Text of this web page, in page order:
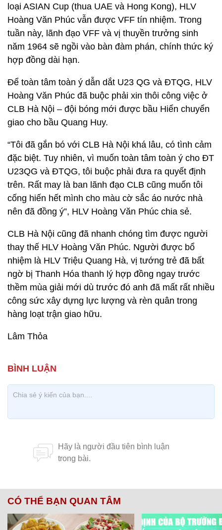
loại ASIAN Cup (thua UAE và Hong Kong), HLV
Hoàng Văn Phúc vẫn được VFF tín nhiệm. Trong
tuần này, lãnh đạo VFF và vị thuyền trưởng sinh
năm 1964 sẽ ngồi vào bàn đàm phán, chính thức ký
hợp đồng dài hạn.
Để toàn tâm toàn ý dẫn dắt U23 QG và ĐTQG, HLV
Hoàng Văn Phúc đã buộc phải xin thôi công việc ở
CLB Hà Nội – đội bóng mới được bầu Hiển chuyển
giao cho bầu Quang Huy.
“Tôi đã gắn bó với CLB Hà Nội khá lâu, có tình cảm
đặc biệt. Tuy nhiên, vì muốn toàn tâm toàn ý cho ĐT
U23QG và ĐTQG, tôi buộc phải đưa ra quyết định
trên. Rất may là ban lãnh đạo CLB cũng muốn tôi
cống hiến hết mình cho màu cờ sắc áo nước nhà
nên đã đồng ý”, HLV Hoàng Văn Phúc chia sẻ.
CLB Hà Nội cũng đã nhanh chóng tìm được người
thay thế HLV Hoàng Văn Phúc. Người được bổ
nhiệm là HLV Triệu Quang Hà, vị tướng trẻ đã bất
ngờ bị Thanh Hóa thanh lý hợp đồng ngay trước
thềm mùa giải mới dù trước đó anh đã mất rất nhiều
công sức xây dựng lực lượng và rèn quân trong
hàng loạt trận giao hữu.
Lâm Thỏa
CÓ THỂ BẠN QUAN TÂM